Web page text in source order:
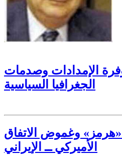
الإمدادات وصدمات
الجغرافيا السياسية
«هرمز» وغموض الاتفاق
الأميركي ــ الإيراني